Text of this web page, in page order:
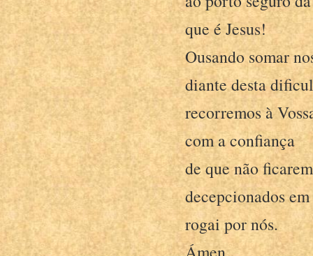
que é Jesus!
Ousando somar
diante desta
recorremos à
com a confiança
de que não
decepcionados
rogai por nós.
Ámen.